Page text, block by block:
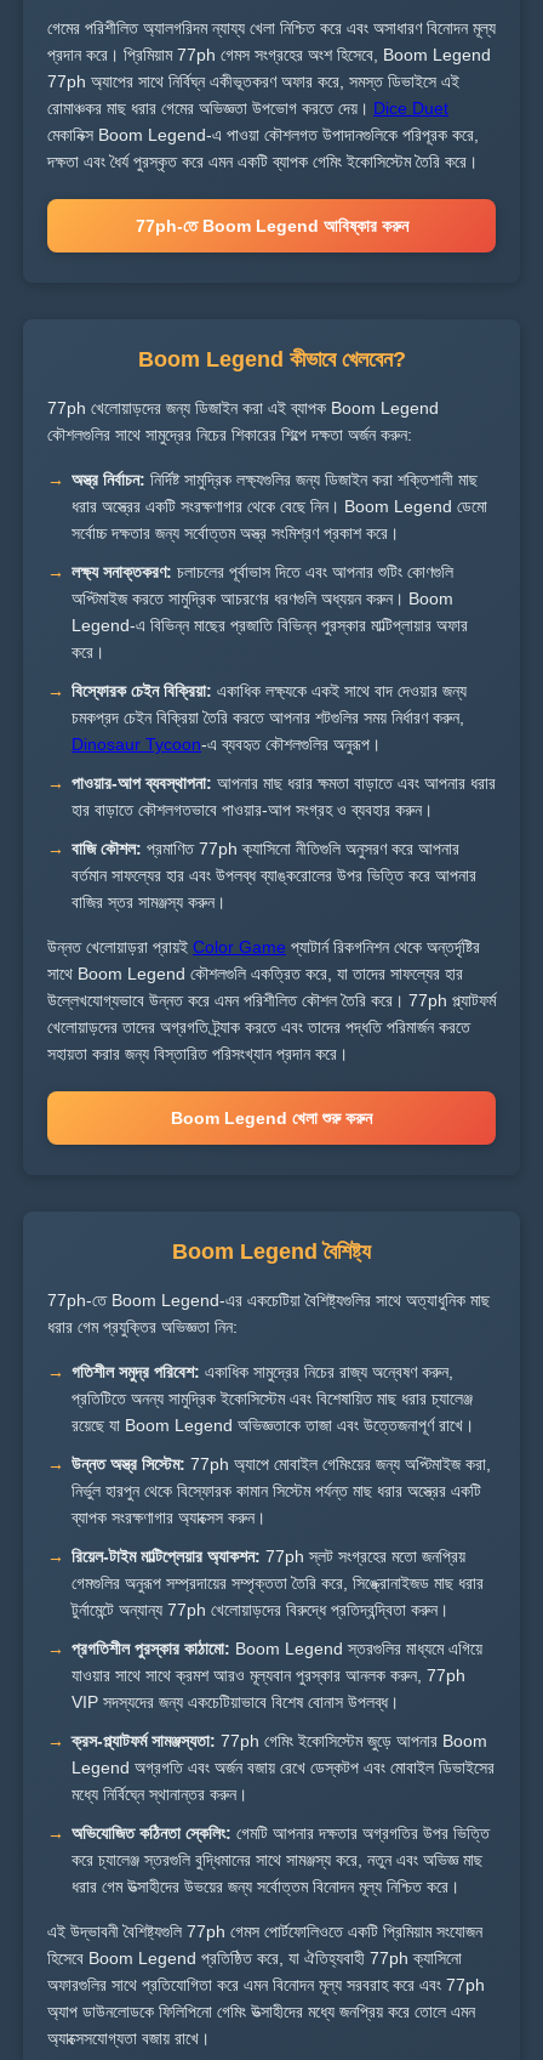
গেমের পরিশীলিত অ্যালগরিদম ন্যায্য খেলা নিশ্চিত করে এবং অসাধারণ বিনোদন মূল্য
প্রদান করে। প্রিমিয়াম 77ph গেমস সংগ্রহের অংশ হিসেবে, Boom Legend
77ph অ্যাপের সাথে নির্বিঘ্ন একীভূতকরণ অফার করে, সমস্ত ডিভাইসে এই
রোমাঞ্চকর মাছ ধরার গেমের অভিজ্ঞতা উপভোগ করতে দেয়। Dice Duet
মেকানিক্স Boom Legend-এ পাওয়া কৌশলগত উপাদানগুলিকে পরিপূরক করে,
দক্ষতা এবং ধৈর্য পুরস্কৃত করে এমন একটি ব্যাপক গেমিং ইকোসিস্টেম তৈরি করে।
77ph-তে Boom Legend আবিষ্কার করুন
Boom Legend কীভাবে খেলবেন?
77ph খেলোয়াড়দের জন্য ডিজাইন করা এই ব্যাপক Boom Legend
কৌশলগুলির সাথে সামুদ্রের নিচের শিকারের শিল্পে দক্ষতা অর্জন করুন:
অস্ত্র নির্বাচন: নির্দিষ্ট সামুদ্রিক লক্ষ্যগুলির জন্য ডিজাইন করা শক্তিশালী মাছ
ধরার অস্ত্রের একটি সংরক্ষণাগার থেকে বেছে নিন। Boom Legend ডেমো
সর্বোচ্চ দক্ষতার জন্য সর্বোত্তম অস্ত্র সংমিশ্রণ প্রকাশ করে।
লক্ষ্য সনাক্তকরণ: চলাচলের পূর্বাভাস দিতে এবং আপনার শুটিং কোণগুলি
অপ্টিমাইজ করতে সামুদ্রিক আচরণের ধরণগুলি অধ্যয়ন করুন। Boom
Legend-এ বিভিন্ন মাছের প্রজাতি বিভিন্ন পুরস্কার মাল্টিপ্লায়ার অফার
করে।
বিস্ফোরক চেইন বিক্রিয়া: একাধিক লক্ষ্যকে একই সাথে বাদ দেওয়ার জন্য
চমকপ্রদ চেইন বিক্রিয়া তৈরি করতে আপনার শটগুলির সময় নির্ধারণ করুন,
Dinosaur Tycoon-এ ব্যবহৃত কৌশলগুলির অনুরূপ।
পাওয়ার-আপ ব্যবস্থাপনা: আপনার মাছ ধরার ক্ষমতা বাড়াতে এবং আপনার ধরার
হার বাড়াতে কৌশলগতভাবে পাওয়ার-আপ সংগ্রহ ও ব্যবহার করুন।
বাজি কৌশল: প্রমাণিত 77ph ক্যাসিনো নীতিগুলি অনুসরণ করে আপনার
বর্তমান সাফল্যের হার এবং উপলব্ধ ব্যাঙ্করোলের উপর ভিত্তি করে আপনার
বাজির স্তর সামঞ্জস্য করুন।
উন্নত খেলোয়াড়রা প্রায়ই Color Game প্যাটার্ন রিকগনিশন থেকে অন্তর্দৃষ্টির
সাথে Boom Legend কৌশলগুলি একত্রিত করে, যা তাদের সাফল্যের হার
উল্লেখযোগ্যভাবে উন্নত করে এমন পরিশীলিত কৌশল তৈরি করে। 77ph প্ল্যাটফর্ম
খেলোয়াড়দের তাদের অগ্রগতি ট্র্যাক করতে এবং তাদের পদ্ধতি পরিমার্জন করতে
সহায়তা করার জন্য বিস্তারিত পরিসংখ্যান প্রদান করে।
Boom Legend খেলা শুরু করুন
Boom Legend বৈশিষ্ট্য
77ph-তে Boom Legend-এর একচেটিয়া বৈশিষ্ট্যগুলির সাথে অত্যাধুনিক মাছ
ধরার গেম প্রযুক্তির অভিজ্ঞতা নিন:
গতিশীল সমুদ্র পরিবেশ: একাধিক সামুদ্রের নিচের রাজ্য অন্বেষণ করুন,
প্রতিটিতে অনন্য সামুদ্রিক ইকোসিস্টেম এবং বিশেষায়িত মাছ ধরার চ্যালেঞ্জ
রয়েছে যা Boom Legend অভিজ্ঞতাকে তাজা এবং উত্তেজনাপূর্ণ রাখে।
উন্নত অস্ত্র সিস্টেম: 77ph অ্যাপে মোবাইল গেমিংয়ের জন্য অপ্টিমাইজ করা,
নির্ভুল হারপুন থেকে বিস্ফোরক কামান সিস্টেম পর্যন্ত মাছ ধরার অস্ত্রের একটি
ব্যাপক সংরক্ষণাগার অ্যাক্সেস করুন।
রিয়েল-টাইম মাল্টিপ্লেয়ার অ্যাকশন: 77ph স্লট সংগ্রহের মতো জনপ্রিয়
গেমগুলির অনুরূপ সম্প্রদায়ের সম্পৃক্ততা তৈরি করে, সিঙ্ক্রোনাইজড মাছ ধরার
টুর্নামেন্টে অন্যান্য 77ph খেলোয়াড়দের বিরুদ্ধে প্রতিদ্বন্দ্বিতা করুন।
প্রগতিশীল পুরস্কার কাঠামো: Boom Legend স্তরগুলির মাধ্যমে এগিয়ে
যাওয়ার সাথে সাথে ক্রমশ আরও মূল্যবান পুরস্কার আনলক করুন, 77ph
VIP সদস্যদের জন্য একচেটিয়াভাবে বিশেষ বোনাস উপলব্ধ।
ক্রস-প্ল্যাটফর্ম সামঞ্জস্যতা: 77ph গেমিং ইকোসিস্টেম জুড়ে আপনার Boom
Legend অগ্রগতি এবং অর্জন বজায় রেখে ডেস্কটপ এবং মোবাইল ডিভাইসের
মধ্যে নির্বিঘ্নে স্থানান্তর করুন।
অভিযোজিত কঠিনতা স্কেলিং: গেমটি আপনার দক্ষতার অগ্রগতির উপর ভিত্তি
করে চ্যালেঞ্জ স্তরগুলি বুদ্ধিমানের সাথে সামঞ্জস্য করে, নতুন এবং অভিজ্ঞ মাছ
ধরার গেম উত্সাহীদের উভয়ের জন্য সর্বোত্তম বিনোদন মূল্য নিশ্চিত করে।
এই উদ্ভাবনী বৈশিষ্ট্যগুলি 77ph গেমস পোর্টফোলিওতে একটি প্রিমিয়াম সংযোজন
হিসেবে Boom Legend প্রতিষ্ঠিত করে, যা ঐতিহ্যবাহী 77ph ক্যাসিনো
অফারগুলির সাথে প্রতিযোগিতা করে এমন বিনোদন মূল্য সরবরাহ করে এবং 77ph
অ্যাপ ডাউনলোডকে ফিলিপিনো গেমিং উত্সাহীদের মধ্যে জনপ্রিয় করে তোলে এমন
অ্যাক্সেসযোগ্যতা বজায় রাখে।